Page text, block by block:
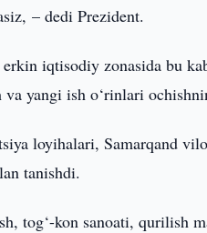
– dedi Prezident.
iqtisodiy zonasida bu
va yangi ish o‘rinlari
loyihalari, Samarqand
tanishdi.
tog‘-kon sanoati,